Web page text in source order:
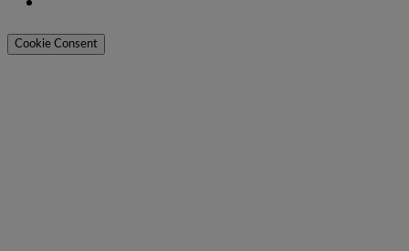
Cookie Consent